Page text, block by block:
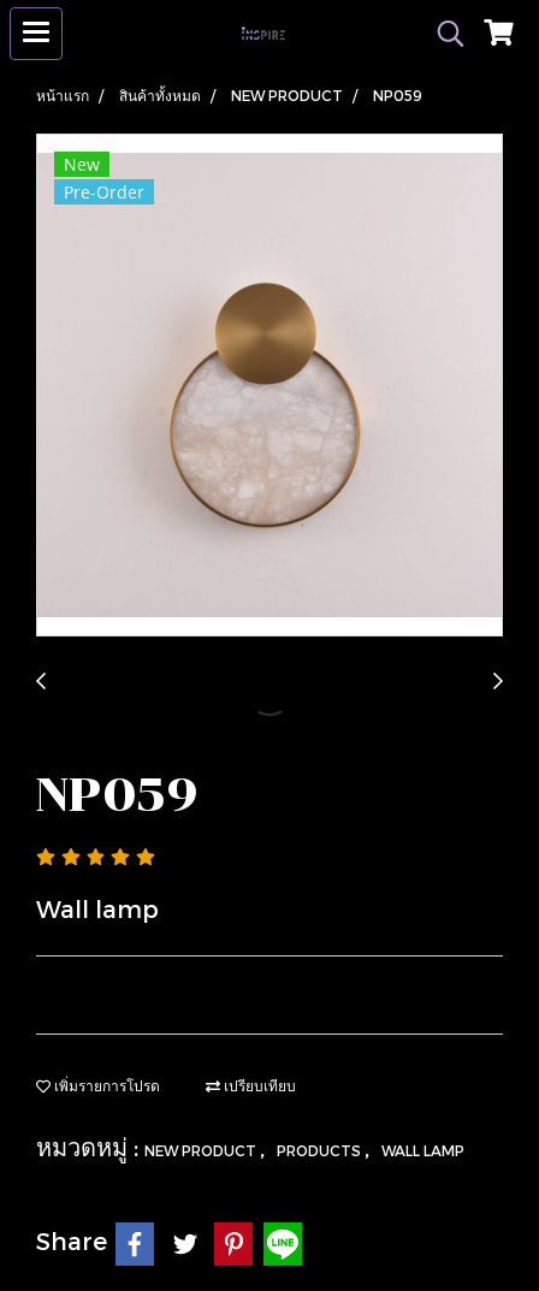
หน้าแรก สินค้าทั้งหมด NEW PRODUCT NP059
New
Pre-Order
NP059
Wall lamp
เพิ่มรายการโปรด เปรียบเทียบ
หมวดหมู่ : NEW PRODUCT , PRODUCTS , WALL LAMP
Share